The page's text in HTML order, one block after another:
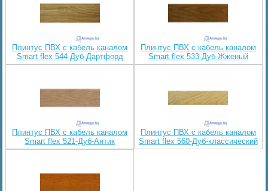
Плинтус ПВХ с кабель каналом
Smart flex 544-Дуб-Дартфорд
Плинтус ПВХ с кабель каналом
Smart flex 533-Дуб-Жженый
Плинтус ПВХ с кабель каналом
Smart flex 521-Дуб-Aнтик
Плинтус ПВХ с кабель каналом
Smart flex 560-Дуб-классический